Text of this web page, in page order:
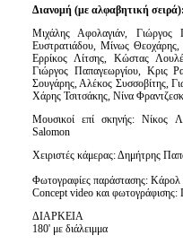
Διανομή (με αλφαβητική σειρά):
Μιχάλης Αφολαγιάν, Γιώργος
Ευστρατιάδου, Μίνως
Ερρίκος Λίτσης, Κώστας
Γιώργος Παπαγεωργίου, Κρις
Σουγάρης, Αλέκος Συσσοβίτης,
Χάρης Τσιτσάκης, Νίνα
Μουσικοί επί σκηνής: Νίκος
Salomon
Xειριστές κάμερας: Δημήτρης
Φωτογραφίες παράστασης: Κάρολ
Concept video και
ΔΙΑΡΚΕΙΑ
180' με διάλειμμα